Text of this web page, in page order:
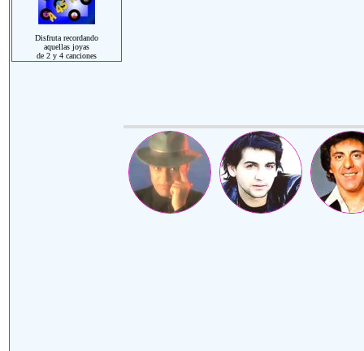
Disfruta recordando
aquellas joyas
de 2 y 4 canciones